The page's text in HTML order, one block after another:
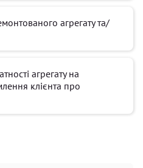
агрегату та/
агрегату на
клієнта про